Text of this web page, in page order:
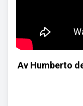
Av Humberto